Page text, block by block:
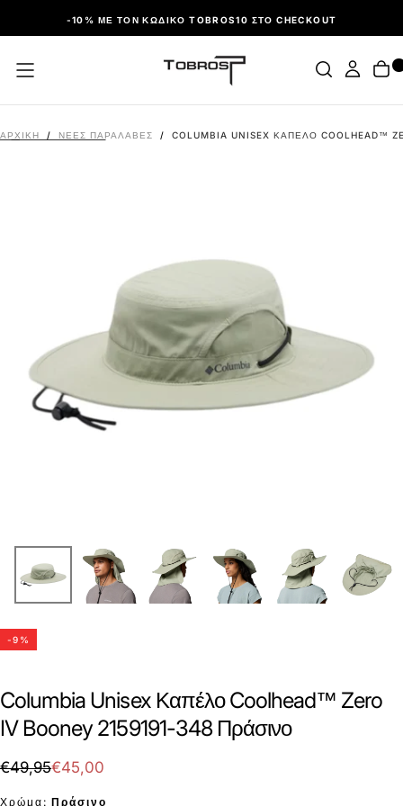
ΠΑΡΆΛΕΙΨΗ-10% ΜΕ ΤΟΝ ΚΩΔΙΚΌ TOBROS10 ΣΤΟ CHECKOUT
ΑΡΧΙΚΉ / ΝΕΕΣ ΠΑΡΑΛΑΒΕΣ / COLUMBIA UNISEX ΚΑΠΈΛΟ COOLHEAD™
-9 %
Columbia Unisex Καπέλο Coolhead™ Zero
IV Booney 2159191-348 Πράσινο
€45,00
Τιμή
€49,95Τιμή
€45,00
Χρώμα: Πράσινο